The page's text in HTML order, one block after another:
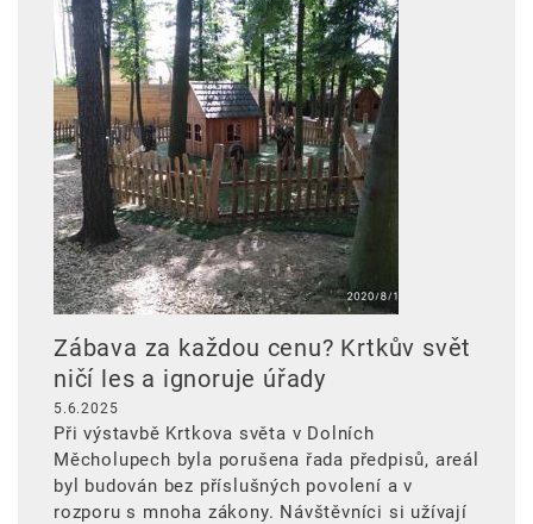
Zábava za každou cenu? Krtkův svět
ničí les a ignoruje úřady
5.6.2025
Při výstavbě Krtkova světa v Dolních
Měcholupech byla porušena řada předpisů, areál
byl budován bez příslušných povolení a v
rozporu s mnoha zákony. Návštěvníci si užívají